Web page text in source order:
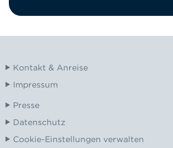
Kontakt & Anreise
Impressum
Presse
Datenschutz
Cookie-Einstellungen verwalten